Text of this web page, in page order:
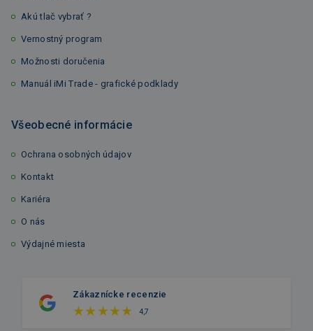
Akú tlač vybrať ?
Vernostný program
Možnosti doručenia
Manuál iMi Trade - grafické podklady
Všeobecné informácie
Ochrana osobných údajov
Kontakt
Kariéra
O nás
Výdajné miesta
Zákaznícke recenzie
4,7